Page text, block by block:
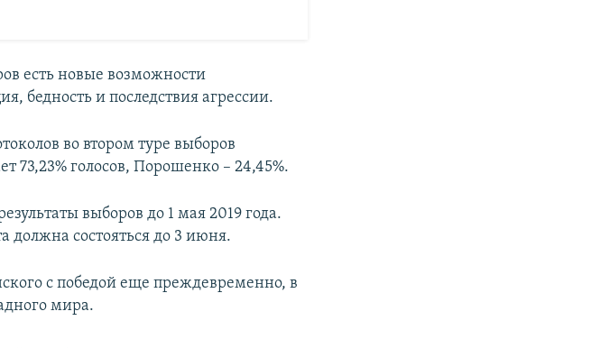
есть новые возможности
бедность и последствия агрессии.
во втором туре выборов
73,23% голосов, Порошенко – 24,45%.
выборов до 1 мая 2019 года.
должна состояться до 3 июня.
с победой еще преждевременно, в
мира.